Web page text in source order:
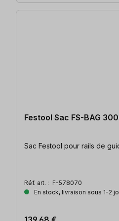
Festool Sac FS-BAG
Sac Festool pour rails de
Réf. art. : F-578070
En stock, livraison sous 1-2